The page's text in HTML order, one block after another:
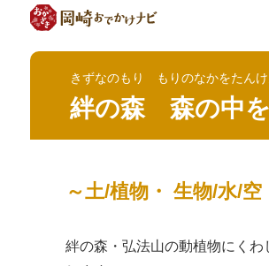
きずなのもり もりのなかをたんけ
絆の森 森の中
～土/植物・ 生物/水/空
絆の森・弘法山の動植物にく